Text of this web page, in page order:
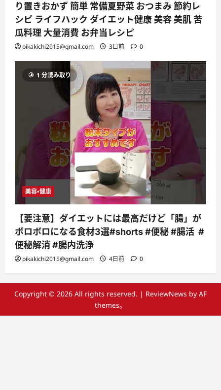
り置きおかず 簡単 常備夏野菜 おつまみ 節約レ
シピ ライフハック ダイエット健康 美容 美肌 苦
瓜料理 大量消費 お弁当レシピ
pikakichi2015@gmail.com 3日前 0
1 分読み取り
美容・健康
【要注意】ダイエットには最高だけど「腸」が
ボロボロになる食材3選#shorts #便秘 #腸活 #
便秘解消 #腸内洗浄
pikakichi2015@gmail.com 4日前 0
Copyright © 2026 All rights reserved. | ReviewNews by AF
themes。